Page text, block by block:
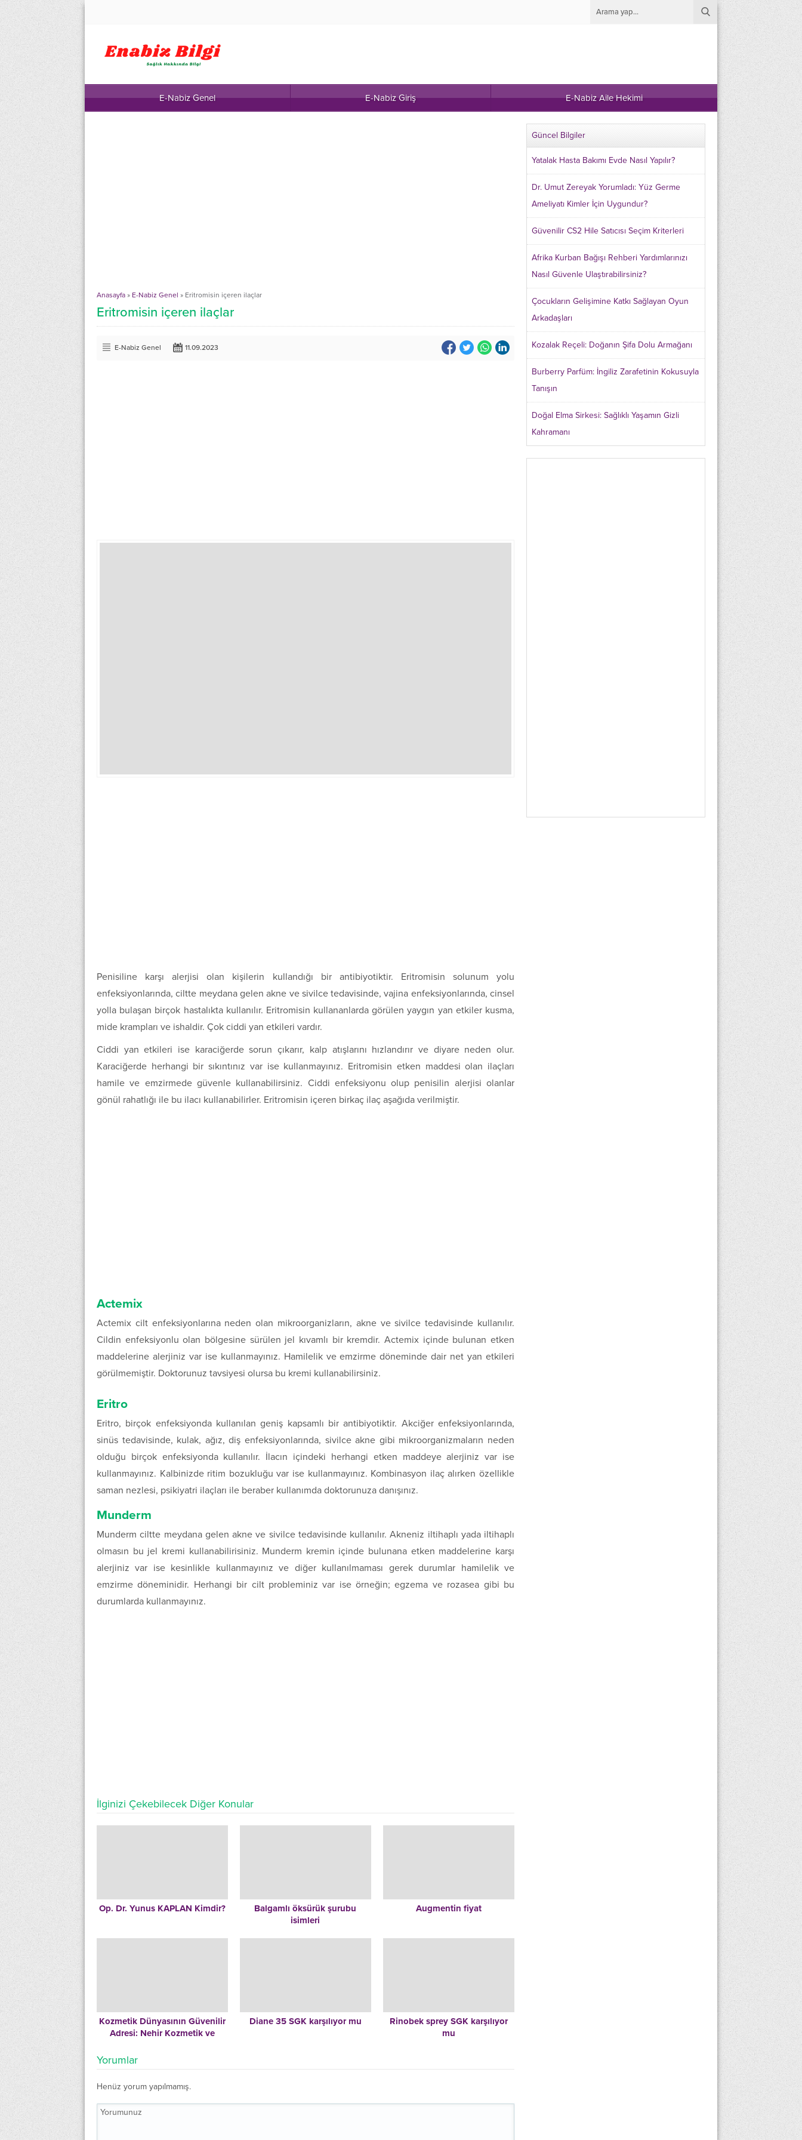
E-Nabiz Genel E-Nabiz Giriş E-Nabiz Aile Hekimi
Anasayfa » E-Nabiz Genel » Eritromisin içeren ilaçlar
Eritromisin içeren ilaçlar
E-Nabiz Genel 11.09.2023
Penisiline karşı alerjisi olan kişilerin kullandığı bir antibiyotiktir. Eritromisin solunum yolu
enfeksiyonlarında, ciltte meydana gelen akne ve sivilce tedavisinde, vajina enfeksiyonlarında, cinsel
yolla bulaşan birçok hastalıkta kullanılır. Eritromisin kullananlarda görülen yaygın yan etkiler kusma,
mide krampları ve ishaldir. Çok ciddi yan etkileri vardır.
Ciddi yan etkileri ise karaciğerde sorun çıkarır, kalp atışlarını hızlandırır ve diyare neden olur.
Karaciğerde herhangi bir sıkıntınız var ise kullanmayınız. Eritromisin etken maddesi olan ilaçları
hamile ve emzirmede güvenle kullanabilirsiniz. Ciddi enfeksiyonu olup penisilin alerjisi olanlar
gönül rahatlığı ile bu ilacı kullanabilirler. Eritromisin içeren birkaç ilaç aşağıda verilmiştir.
Actemix
Actemix cilt enfeksiyonlarına neden olan mikroorganizların, akne ve sivilce tedavisinde kullanılır.
Cildin enfeksiyonlu olan bölgesine sürülen jel kıvamlı bir kremdir. Actemix içinde bulunan etken
maddelerine alerjiniz var ise kullanmayınız. Hamilelik ve emzirme döneminde dair net yan etkileri
görülmemiştir. Doktorunuz tavsiyesi olursa bu kremi kullanabilirsiniz.
Eritro
Eritro, birçok enfeksiyonda kullanılan geniş kapsamlı bir antibiyotiktir. Akciğer enfeksiyonlarında,
sinüs tedavisinde, kulak, ağız, diş enfeksiyonlarında, sivilce akne gibi mikroorganizmaların neden
olduğu birçok enfeksiyonda kullanılır. İlacın içindeki herhangi etken maddeye alerjiniz var ise
kullanmayınız. Kalbinizde ritim bozukluğu var ise kullanmayınız. Kombinasyon ilaç alırken özellikle
saman nezlesi, psikiyatri ilaçları ile beraber kullanımda doktorunuza danışınız.
Munderm
Munderm ciltte meydana gelen akne ve sivilce tedavisinde kullanılır. Akneniz iltihaplı yada iltihaplı
olmasın bu jel kremi kullanabilirisiniz. Munderm kremin içinde bulunana etken maddelerine karşı
alerjiniz var ise kesinlikle kullanmayınız ve diğer kullanılmaması gerek durumlar hamilelik ve
emzirme döneminidir. Herhangi bir cilt probleminiz var ise örneğin; egzema ve rozasea gibi bu
durumlarda kullanmayınız.
İlginizi Çekebilecek Diğer Konular
Op. Dr. Yunus KAPLAN Kimdir?
Balgamlı öksürük şurubu
isimleri
Augmentin fiyat
Kozmetik Dünyasının Güvenilir
Adresi: Nehir Kozmetik ve
Diane 35 SGK karşılıyor mu
Rinobek sprey SGK karşılıyor
mu
Yorumlar
Henüz yorum yapılmamış.
Güncel Bilgiler
Yatalak Hasta Bakımı Evde Nasıl Yapılır?
Dr. Umut Zereyak Yorumladı: Yüz Germe
Ameliyatı Kimler İçin Uygundur?
Güvenilir CS2 Hile Satıcısı Seçim Kriterleri
Afrika Kurban Bağışı Rehberi Yardımlarınızı
Nasıl Güvenle Ulaştırabilirsiniz?
Çocukların Gelişimine Katkı Sağlayan Oyun
Arkadaşları
Kozalak Reçeli: Doğanın Şifa Dolu Armağanı
Burberry Parfüm: İngiliz Zarafetinin Kokusuyla
Tanışın
Doğal Elma Sirkesi: Sağlıklı Yaşamın Gizli
Kahramanı